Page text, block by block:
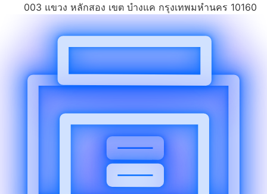
003 แขวง หลักสอง เขต บำงแค กรุงเทพมหำนคร 10160